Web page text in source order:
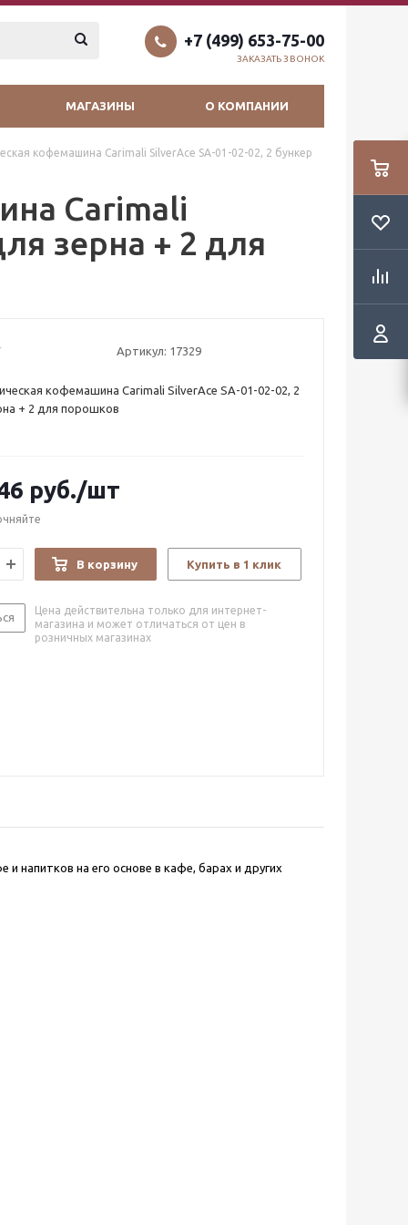
+7 (499) 653-75-00
ЗАКАЗАТЬ ЗВОНОК
МАГАЗИНЫ О КОМПАНИИ
кофемашина Carimali SilverAce SA-01-02-02, 2 бункер
Carimali
зерна + 2 для
Артикул: 17329
кофемашина Carimali SilverAce SA-01-02-02, 2
+ 2 для порошков
руб./шт
В корзину Купить в 1 клик
Цена действительна только для интернет-
магазина и может отличаться от цен в
розничных магазинах
и напитков на его основе в кафе, барах и других